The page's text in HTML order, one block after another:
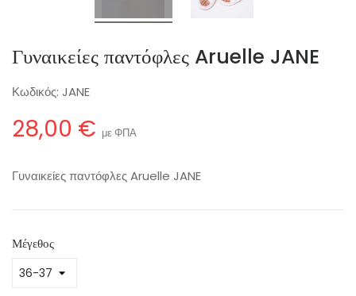
Γυναικείες παντόφλες Aruelle JANE
Κωδικός: JANE
28,00 € με ΦΠΑ
Γυναικείες παντόφλες Aruelle JANE
Μέγεθος